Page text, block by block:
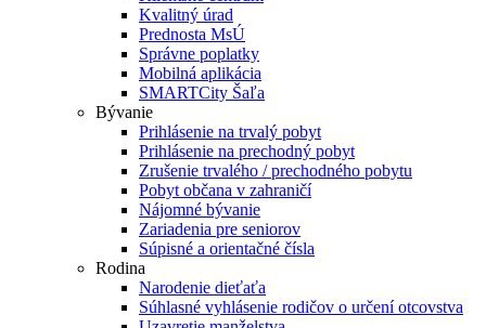
Kvalitný úrad
Prednosta MsÚ
Správne poplatky
Mobilná aplikácia
SMARTCity Šaľa
Bývanie
Prihlásenie na trvalý pobyt
Prihlásenie na prechodný pobyt
Zrušenie trvalého / prechodného pobytu
Pobyt občana v zahraničí
Nájomné bývanie
Zariadenia pre seniorov
Súpisné a orientačné čísla
Rodina
Narodenie dieťaťa
Súhlasné vyhlásenie rodičov o určení otcovstva